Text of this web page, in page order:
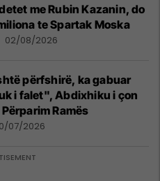
me Rubin Kazanin, do
te Spartak Moska
02/08/2026
përfshirë, ka gabuar
i falet", Abdixhiku i çon
Ramës
07/2026